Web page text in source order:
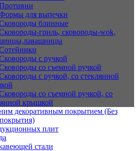
для выпечки
блинные
гриль, сковороды-wok,
с ручкой
со съемной ручкой
с ручкой, со стеклянной
со съемной ручкой, со
крышкой
декоративным покрытием (Без
плит
стали